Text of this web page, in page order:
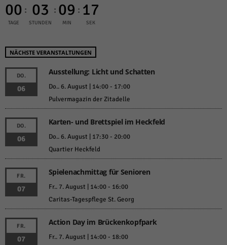
00
TAGE
: 03
STUNDEN
: 09
MIN
: 15
SEK
NÄCHSTE VERANSTALTUNGEN
DO.
06
Ausstellung: Licht und Schatten
Do.. 6. August | 14:00- 17:00
Pulvermagazin der Zitadelle
DO.
06
Karten- und Brettspiel im Heckfeld
Do.. 6. August | 17:30- 20:00
Quartier Heckfeld
FR.
07
Spielenachmittag für Senioren
Fr.. 7. August | 14:00- 16:00
Caritas-Tagespflege St. Georg
FR.
07
Action Day im Brückenkopfpark
Fr.. 7. August | 14:00- 18:00